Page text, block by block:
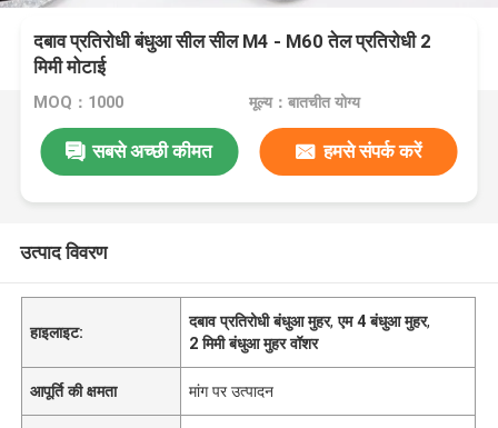
दबाव प्रतिरोधी बंधुआ सील सील M4 - M60 तेल प्रतिरोधी 2
मिमी मोटाई
MOQ：1000 मूल्य：बातचीत योग्य
सबसे अच्छी कीमत हमसे संपर्क करें
उत्पाद विवरण
हाइलाइट:
दबाव प्रतिरोधी बंधुआ मुहर,एम 4 बंधुआ मुहर,
2 मिमी बंधुआ मुहर वॉशर
आपूर्ति की क्षमता मांग पर उत्पादन